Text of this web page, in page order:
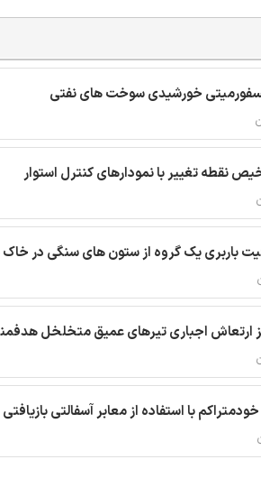
خورشیدی سوخت های نفتی
نقطه تغییر با نمودارهای کنترل استوار
باربری یک گروه از ستون های سنگی در خاک
ارتعاش اجباری تیرهای عمیق متخلخل
با استفاده از معابر آسفالتی